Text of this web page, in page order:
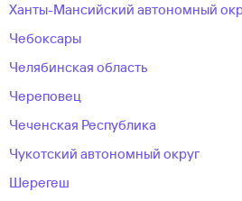
Ханты-Мансийский автономный
Чебоксары
Челябинская область
Череповец
Чеченская Республика
Чукотский автономный округ
Шерегеш